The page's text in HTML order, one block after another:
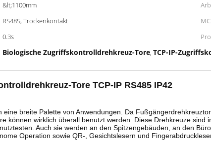
&lt;1100mm
RS485, Trockenkontakt
0.3s
Biologische Zugriffskontrolldrehkreuz-Tore, TCP-IP-
Tore TCP-IP RS485 IP42
eine breite Palette von Anwendungen. Da
können wirklich überall benutzt werden. Diese Drehkreuze
Auch sie werden an den Spitzengebäuden, an den
Operation sowie QR-, Gesichtslesern und